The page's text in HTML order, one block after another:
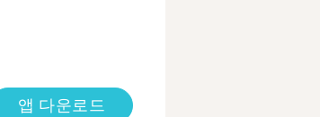
앱 다운로드